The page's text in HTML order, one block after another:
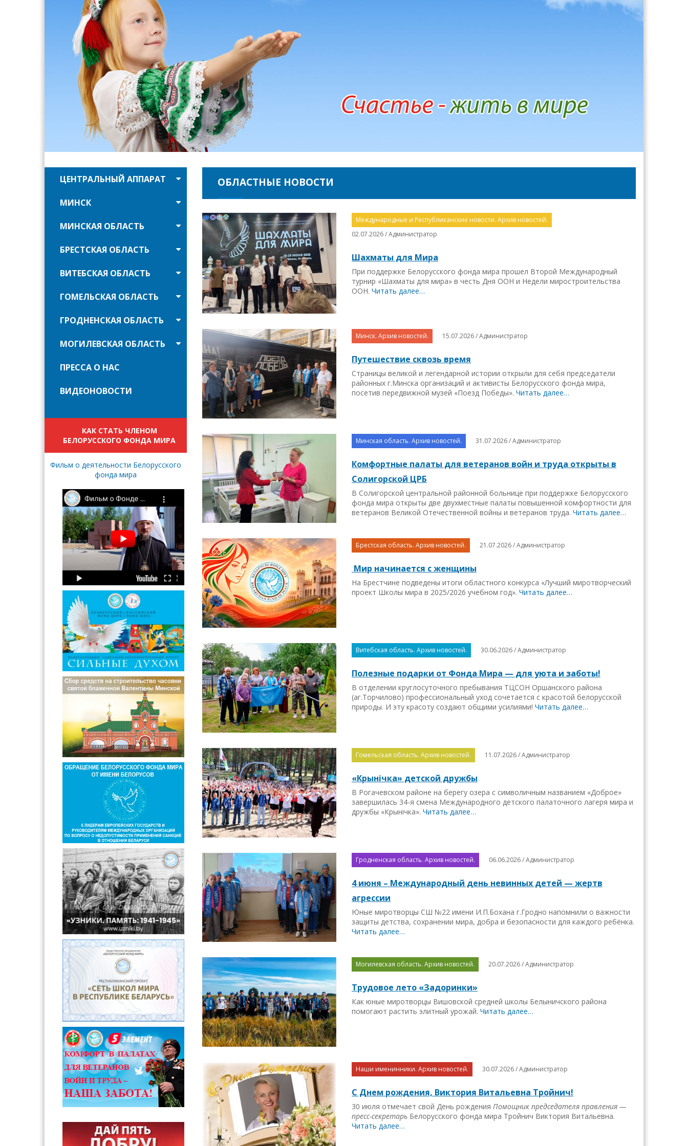
ЦЕНТРАЛЬНЫЙ АППАРАТ
МИНСК
МИНСКАЯ ОБЛАСТЬ
БРЕСТСКАЯ ОБЛАСТЬ
ВИТЕБСКАЯ ОБЛАСТЬ
ГОМЕЛЬСКАЯ ОБЛАСТЬ
ГРОДНЕНСКАЯ ОБЛАСТЬ
МОГИЛЕВСКАЯ ОБЛАСТЬ
ПРЕССА О НАС
ВИДЕОНОВОСТИ
КАК СТАТЬ ЧЛЕНОМ
БЕЛОРУССКОГО ФОНДА МИРА
Фильм о деятельности Белорусского
фонда мира
ОБЛАСТНЫЕ НОВОСТИ
Международные и Республиканские новости. Архив новостей.
02.07.2026 / Администратор
Шахматы для Мира
При поддержке Белорусского фонда мира прошел Второй Международный
турнир «Шахматы для мира» в честь Дня ООН и Недели миростроительства
ООН. Читать далее…
Минск. Архив новостей. 15.07.2026 / Администратор
Путешествие сквозь время
Страницы великой и легендарной истории открыли для себя председатели
районных г.Минска организаций и активисты Белорусского фонда мира,
посетив передвижной музей «Поезд Победы». Читать далее…
Минская область. Архив новостей. 31.07.2026 / Администратор
Комфортные палаты для ветеранов войн и труда открыты в
Солигорской ЦРБ
В Солигорской центральной районной больнице при поддержке Белорусского
фонда мира открыты две двухместные палаты повышенной комфортности для
ветеранов Великой Отечественной войны и ветеранов труда. Читать далее…
Брестская область. Архив новостей. 21.07.2026 / Администратор
Мир начинается с женщины
На Брестчине подведены итоги областного конкурса «Лучший миротворческий
проект Школы мира в 2025/2026 учебном год». Читать далее…
Витебская область. Архив новостей. 30.06.2026 / Администратор
Полезные подарки от Фонда Мира — для уюта и заботы!
В отделении круглосуточного пребывания ТЦСОН Оршанского района
(аг.Торчилово) профессиональный уход сочетается с красотой белорусской
природы. И эту красоту создают общими усилиями! Читать далее…
Гомельская область. Архив новостей. 11.07.2026 / Администратор
«Крынічка» детской дружбы
В Рогачевском районе на берегу озера с символичным названием «Доброе»
завершилась 34-я смена Международного детского палаточного лагеря мира и
дружбы «Крынiчка». Читать далее…
Гродненская область. Архив новостей. 06.06.2026 / Администратор
4 июня – Международный день невинных детей — жертв
агрессии
Юные миротворцы СШ №22 имени И.П.Бохана г.Гродно напомнили о важности
защиты детства, сохранении мира, добра и безопасности для каждого ребёнка.
Читать далее…
Могилевская область. Архив новостей. 20.07.2026 / Администратор
Трудовое лето «Задоринки»
Как юные миротворцы Вишовской средней школы Белыничского района
помогают растить элитный урожай. Читать далее…
Наши именинники. Архив новостей. 30.07.2026 / Администратор
С Днем рождения, Виктория Витальевна Тройнич!
30 июля отмечает свой День рождения Помощник председателя правления —
пресс-секретарьБелорусского фонда мира Тройнич Виктория Витальевна.
Читать далее…